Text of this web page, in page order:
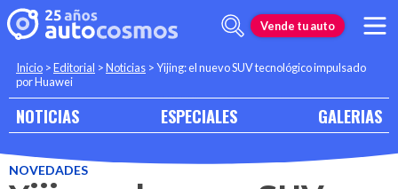
Vende tu auto
Inicio >Editorial >Noticias >Yijing: el nuevo SUV tecnológico impulsado
por Huawei
NOTICIAS ESPECIALES GALERIAS
NOVEDADES